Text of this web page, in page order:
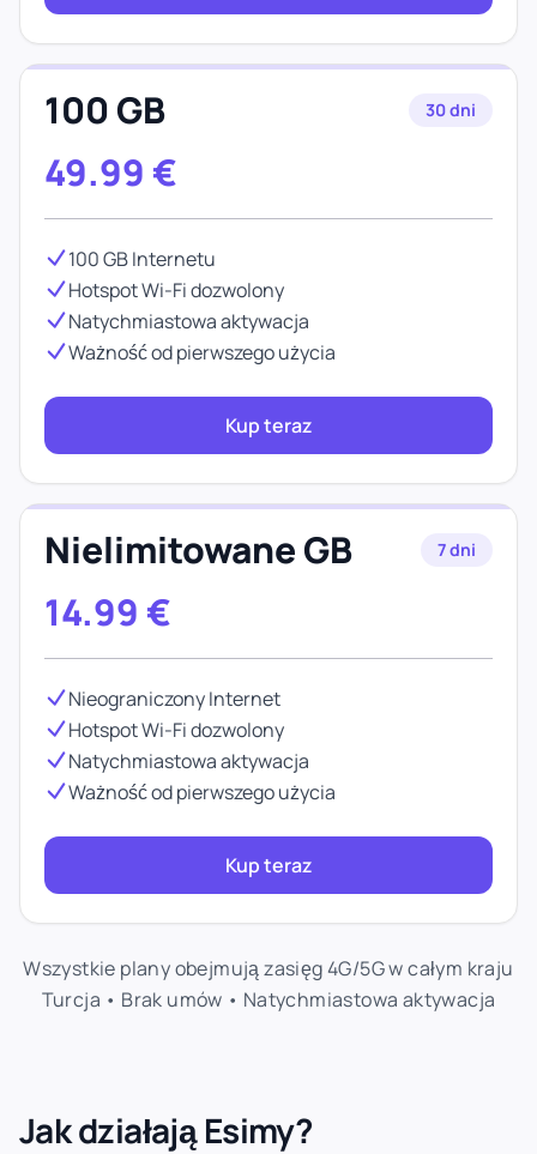
100 GB 30 dni
49.99 €
100 GB Internetu
Hotspot Wi-Fi dozwolony
Natychmiastowa aktywacja
Ważność od pierwszego użycia
Kup teraz
Nielimitowane GB 7 dni
14.99 €
Nieograniczony Internet
Hotspot Wi-Fi dozwolony
Natychmiastowa aktywacja
Ważność od pierwszego użycia
Kup teraz
Wszystkie plany obejmują zasięg 4G/5G w całym kraju
Turcja • Brak umów • Natychmiastowa aktywacja
Jak działają Esimy?